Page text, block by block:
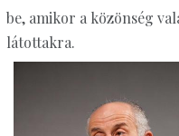
be, amikor a közönség
látottakra.